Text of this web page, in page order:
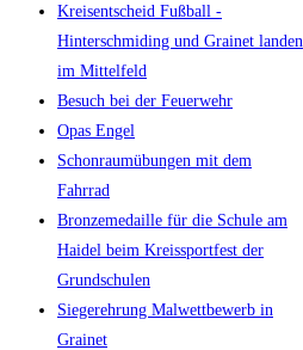
Kreisentscheid Fußball -
Hinterschmiding und Grainet landen
im Mittelfeld
Besuch bei der Feuerwehr
Opas Engel
Schonraumübungen mit dem
Fahrrad
Bronzemedaille für die Schule am
Haidel beim Kreissportfest der
Grundschulen
Siegerehrung Malwettbewerb in
Grainet